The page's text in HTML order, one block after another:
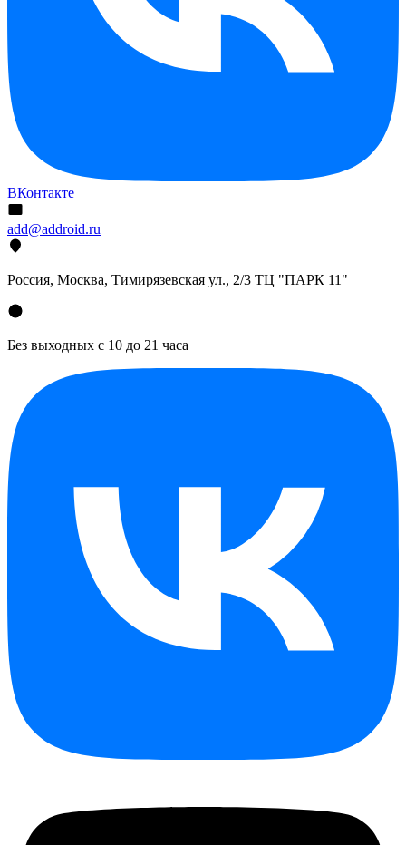
ВКонтакте
add@addroid.ru
Россия, Москва, Тимирязевская ул., 2/3 ТЦ "ПАРК 11"
Без выходных с 10 до 21 часа